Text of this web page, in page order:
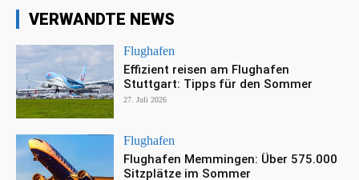
VERWANDTE NEWS
Flughafen
Effizient reisen am Flughafen
Stuttgart: Tipps für den Sommer
27. Juli 2026
Flughafen
Flughafen Memmingen: Über 575.000
Sitzplätze im Sommer